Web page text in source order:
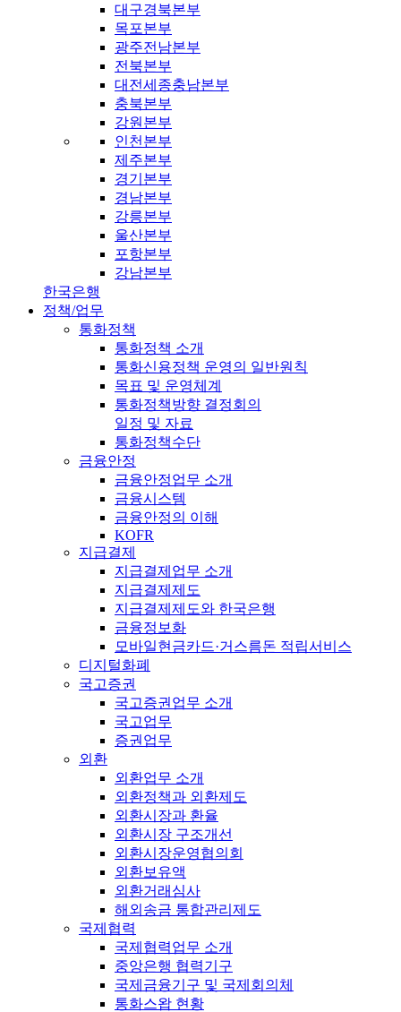
대구경북본부
목포본부
광주전남본부
전북본부
대전세종충남본부
충북본부
강원본부
인천본부
제주본부
경기본부
경남본부
강릉본부
울산본부
포항본부
강남본부
한국은행
정책/업무
통화정책
통화정책 소개
통화신용정책 운영의 일반원칙
목표 및 운영체계
통화정책방향 결정회의
일정 및 자료
통화정책수단
금융안정
금융안정업무 소개
금융시스템
금융안정의 이해
KOFR
지급결제
지급결제업무 소개
지급결제제도
지급결제제도와 한국은행
금융정보화
모바일현금카드·거스름돈 적립서비스
디지털화폐
국고증권
국고증권업무 소개
국고업무
증권업무
외환
외환업무 소개
외환정책과 외환제도
외환시장과 환율
외환시장 구조개선
외환시장운영협의회
외환보유액
외환거래심사
해외송금 통합관리제도
국제협력
국제협력업무 소개
중앙은행 협력기구
국제금융기구 및 국제회의체
통화스왑 현황